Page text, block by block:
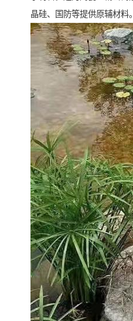
晶硅、国防等提供原辅材料。